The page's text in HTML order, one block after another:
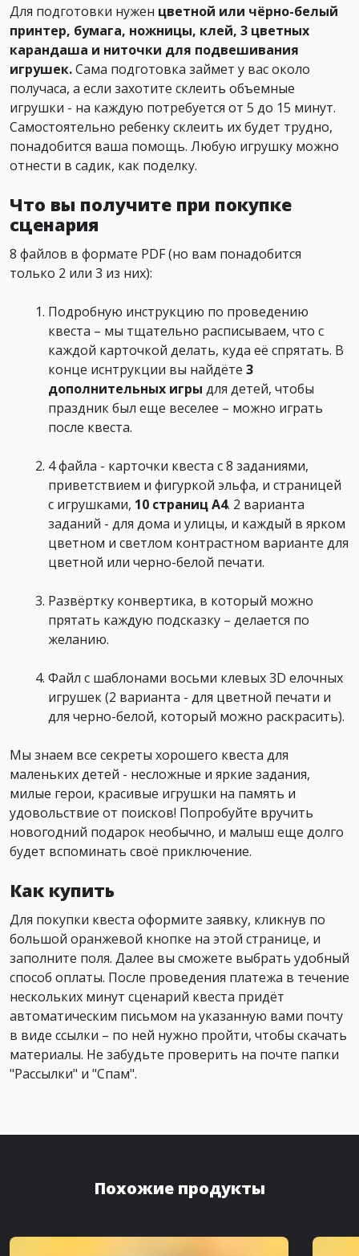
Для подготовки нужен цветной или чёрно-белый
принтер, бумага, ножницы, клей, 3 цветных
карандаша и ниточки для подвешивания
игрушек.Сама подготовка займет у вас около
получаса, а если захотите склеить объемные
игрушки - на каждую потребуется от 5 до 15 минут.
Самостоятельно ребенку склеить их будет трудно,
понадобится ваша помощь. Любую игрушку можно
отнести в садик, как поделку.
Что вы получите при покупке
сценария
8 файлов в формате PDF (но вам понадобится
только 2 или 3 из них):
Подробную инструкцию по проведению
квеста – мы тщательно расписываем, что с
каждой карточкой делать, куда её спрятать. В
конце иснтрукции вы найдёте 3
дополнительных игры для детей, чтобы
праздник был еще веселее – можно играть
после квеста.
4 файла - карточки квеста с 8 заданиями,
приветствием и фигуркой эльфа, и страницей
с игрушками, 10 страниц А4. 2 варианта
заданий - для дома и улицы, и каждый в ярком
цветном и светлом контрастном варианте для
цветной или черно-белой печати.
Развёртку конвертика, в который можно
прятать каждую подсказку – делается по
желанию.
Файл с шаблонами восьми клевых 3D елочных
игрушек (2 варианта - для цветной печати и
для черно-белой, который можно раскрасить).
Мы знаем все секреты хорошего квеста для
маленьких детей - несложные и яркие задания,
милые герои, красивые игрушки на память и
удовольствие от поисков! Попробуйте вручить
новогодний подарок необычно, и малыш еще долго
будет вспоминать своё приключение.
Как купить
Для покупки квеста оформите заявку, кликнув по
большой оранжевой кнопке на этой странице, и
заполните поля. Далее вы сможете выбрать удобный
способ оплаты. После проведения платежа в течение
нескольких минут сценарий квеста придёт
автоматическим письмом на указанную вами почту
в виде ссылки – по ней нужно пройти, чтобы скачать
материалы. Не забудьте проверить на почте папки
"Рассылки" и "Спам".
Похожие продукты